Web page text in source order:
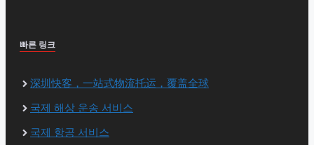
빠른 링크
深圳快客，一站式物流托运，覆盖全球
국제 해상 운송 서비스
국제 항공 서비스